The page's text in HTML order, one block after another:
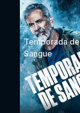
Temporada de
Sangue